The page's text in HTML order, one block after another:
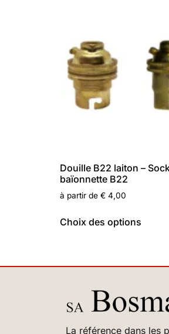
Douille B22 laiton –
baïonnette B22
à partir de € 4,00
Choix des options
La référence dans les